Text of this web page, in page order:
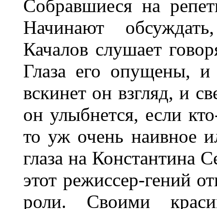
Собравшиеся на
Начинают
Качалов слушает
Глаза его опущены, и
вскинет он взгляд, и
он улыбнется, если
то уж очень наивное
глаза на Константина
этот режиссер-гений
роли. Своими